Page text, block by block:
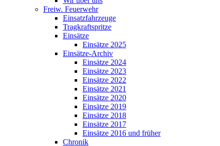
Freiw. Feuerwehr
Einsatzfahrzeuge
Tragkraftspritze
Einsätze
Einsätze 2025
Einsätze-Archiv
Einsätze 2024
Einsätze 2023
Einsätze 2022
Einsätze 2021
Einsätze 2020
Einsätze 2019
Einsätze 2018
Einsätze 2017
Einsätze 2016 und früher
Chronik